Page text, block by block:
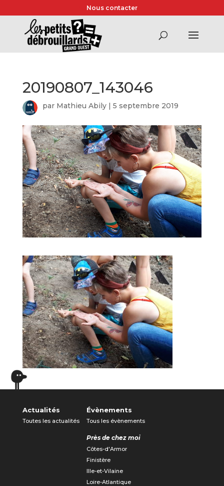
Nous contacter
20190807_143046
par Mathieu Abily| 5 septembre 2019
Actualités
Toutes les actualités
Évènements
Tous les évènements
Près de chez moi
Côtes-d'Armor
Finistère
Ille-et-Vilaine
Loire-Atlantique